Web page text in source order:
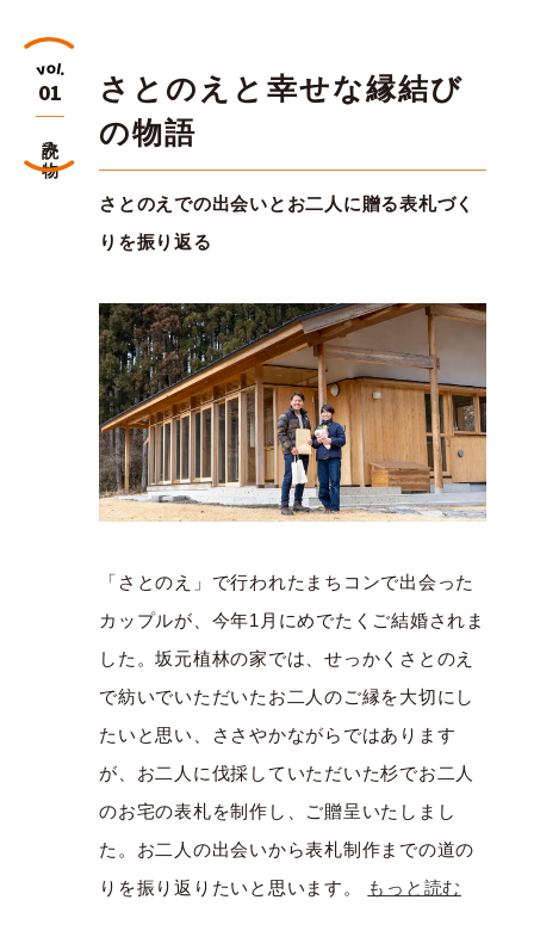
さとのえと幸せな縁結び
の物語
さとのえでの出会いとお二人に贈る表札づく
りを振り返る
「さとのえ」で行われたまちコンで出会った
カップルが、今年1月にめでたくご結婚されま
した。坂元植林の家では、せっかくさとのえ
で紡いでいただいたお二人のご縁を大切にし
たいと思い、ささやかながらではあります
が、お二人に伐採していただいた杉でお二人
のお宅の表札を制作し、ご贈呈いたしまし
た。お二人の出会いから表札制作までの道の
りを振り返りたいと思います。
もっと読む
01
読み物